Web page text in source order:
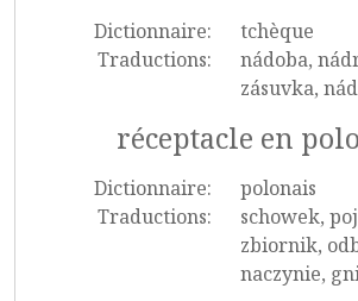
Dictionnaire:
tchèque
Traductions:
nádoba,
zásuvka,
réceptacle en
Dictionnaire:
polonais
Traductions:
schowek,
zbiornik,
naczynie,